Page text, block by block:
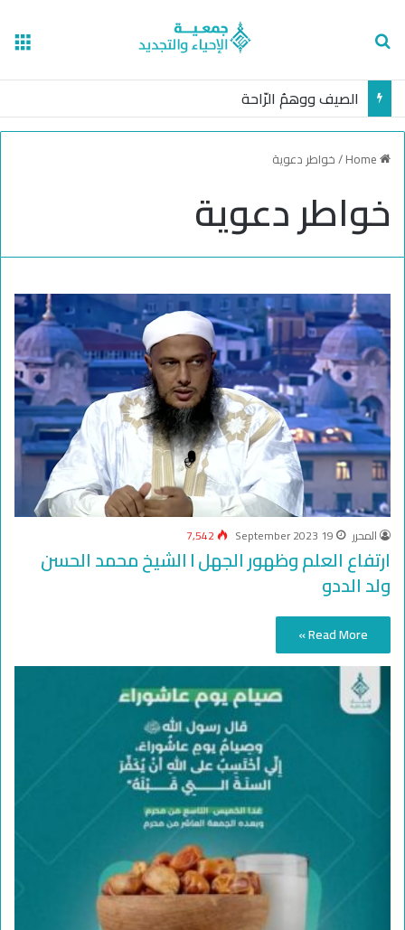
الصيف ووهمُ الرّاحة
/خواطر دعوية
خواطر دعوية
المحرر 19 September 2023
7,542
ارتفاع العلم وظهور الجهل l الشيخ محمد الحسن
ولد الددو
Read More »